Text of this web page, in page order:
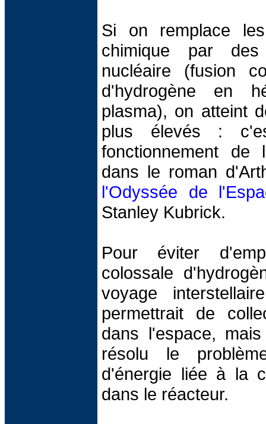
Si on remplace
chimique par
nucléaire (fusion
d'hydrogène en
plasma), on atteint
plus élevés :
fonctionnement de
dans le roman
l'Odyssée de
Stanley Kubrick.
Pour éviter
colossale
voyage
permettrait de
dans l'espace,
résolu le
d'énergie liée à la
dans le réacteur.